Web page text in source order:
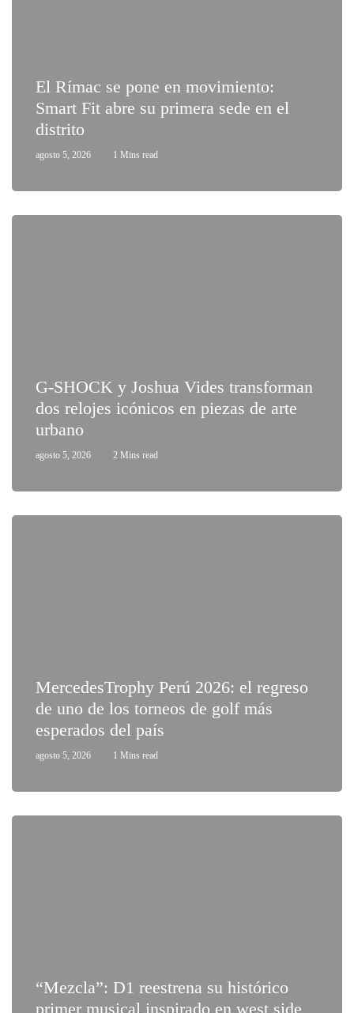
El Rímac se pone en movimiento:
Smart Fit abre su primera sede en el
distrito
agosto 5, 2026 1 Mins read
G-SHOCK y Joshua Vides transforman
dos relojes icónicos en piezas de arte
urbano
agosto 5, 2026 2 Mins read
MercedesTrophy Perú 2026: el regreso
de uno de los torneos de golf más
esperados del país
agosto 5, 2026 1 Mins read
“Mezcla”: D1 reestrena su histórico
primer musical inspirado en west side